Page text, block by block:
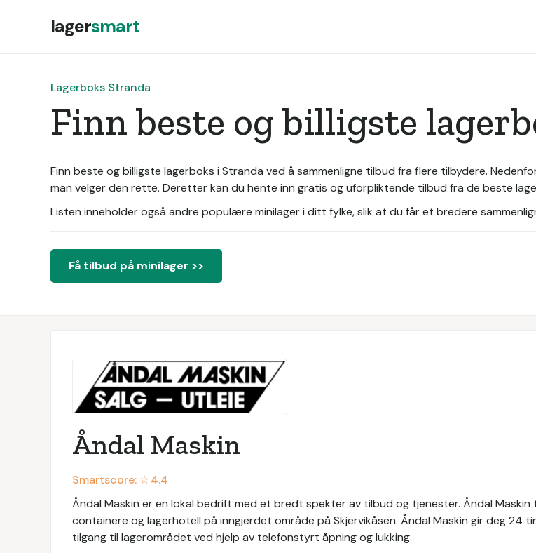
lagersmart
Lagerboks Stranda
Finn beste og billigste
Finn beste og billigste lagerboks i Stranda ved å sammenligne tilbud fra flere tilbydere.
man velger den rette. Deretter kan du hente inn gratis og uforpliktende tilbud fra de beste
Listen inneholder også andre populære minilager i ditt fylke, slik at du får et bredere
Få tilbud på minilager >>
Åndal Maskin
Smartscore: ☆4.4
Åndal Maskin er en lokal bedrift med et bredt spekter av tilbud og tjenester. Åndal Maskin
containere og lagerhotell på inngjerdet område på Skjervikåsen. Åndal Maskin gir deg 24
tilgang til lagerområdet ved hjelp av telefonstyrt åpning og lukking.